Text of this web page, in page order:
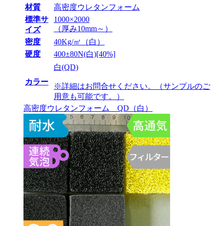
材質
高密度ウレタンフォーム
標準サ
イズ
1000×2000
（厚み10mm～）
密度
40Kg/㎥（白）
硬度
400±80N(白)[40%]
カラー
白(QD)
※詳細はお問合せください。（サンプルのご
用意も可能です。）
高密度ウレタンフォーム QD（白）